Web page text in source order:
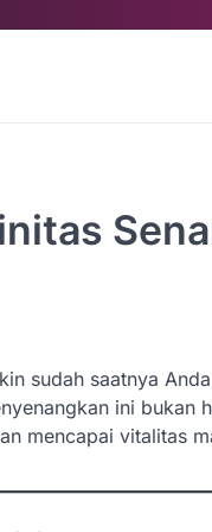
sudah saatnya
ini bukan
mencapai vitalitas